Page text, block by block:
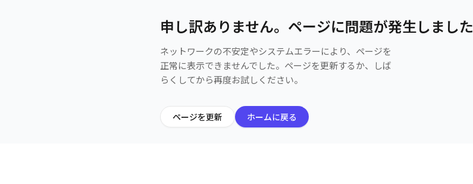
申し訳ありません。ページに問題が発生しました
ネットワークの不安定やシステムエラーにより、ページを
正常に表示できませんでした。ページを更新するか、しば
らくしてから再度お試しください。
ページを更新 ホームに戻る